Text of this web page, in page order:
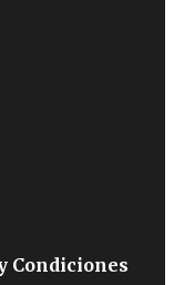
Condiciones